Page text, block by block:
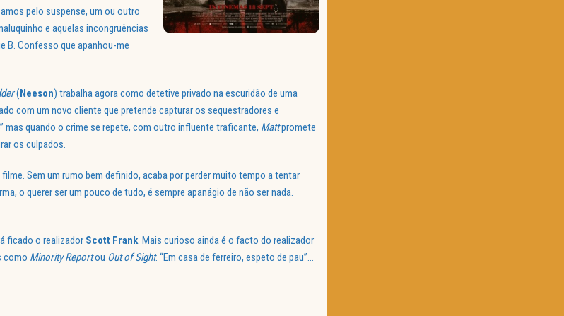
pelo suspense, um ou outro
e aquelas incongruências
B. Confesso que apanhou-me
(Neeson) trabalha agora como detetive privado na escuridão de uma
com um novo cliente que pretende capturar os sequestradores e
mas quando o crime se repete, com outro influente traficante, Mattpromete
os culpados.
Sem um rumo bem definido, acaba por perder muito tempo a tentar
o querer ser um pouco de tudo, é sempre apanágio de não ser nada.
ficado o realizador Scott Frank. Mais curioso ainda é o facto do realizador
como Minority Reportou Out of Sight. “Em casa de ferreiro, espeto de pau”…